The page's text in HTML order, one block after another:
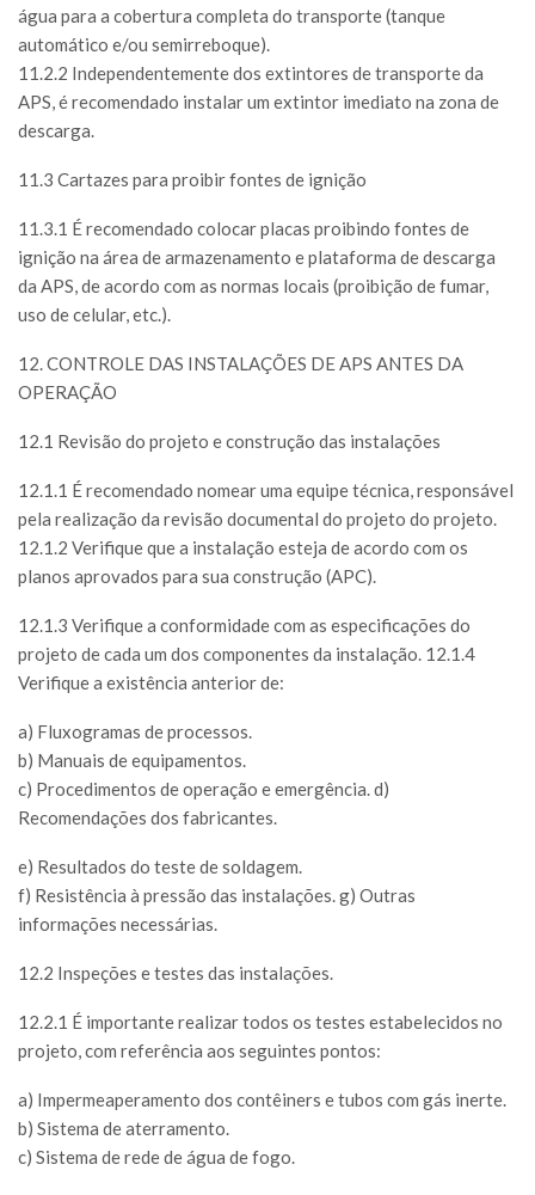
água para a cobertura completa do transporte (tanque
automático e/ou semirreboque).
11.2.2 Independentemente dos extintores de transporte da
APS, é recomendado instalar um extintor imediato na zona de
descarga.
11.3 Cartazes para proibir fontes de ignição
11.3.1 É recomendado colocar placas proibindo fontes de
ignição na área de armazenamento e plataforma de descarga
da APS, de acordo com as normas locais (proibição de fumar,
uso de celular, etc.).
12. CONTROLE DAS INSTALAÇÕES DE APS ANTES DA
OPERAÇÃO
12.1 Revisão do projeto e construção das instalações
12.1.1 É recomendado nomear uma equipe técnica, responsável
pela realização da revisão documental do projeto do projeto.
12.1.2 Verifique que a instalação esteja de acordo com os
planos aprovados para sua construção (APC).
12.1.3 Verifique a conformidade com as especificações do
projeto de cada um dos componentes da instalação. 12.1.4
Verifique a existência anterior de:
a) Fluxogramas de processos.
b) Manuais de equipamentos.
c) Procedimentos de operação e emergência. d)
Recomendações dos fabricantes.
e) Resultados do teste de soldagem.
f) Resistência à pressão das instalações. g) Outras
informações necessárias.
12.2 Inspeções e testes das instalações.
12.2.1 É importante realizar todos os testes estabelecidos no
projeto, com referência aos seguintes pontos:
a) Impermeaperamento dos contêiners e tubos com gás inerte.
b) Sistema de aterramento.
c) Sistema de rede de água de fogo.